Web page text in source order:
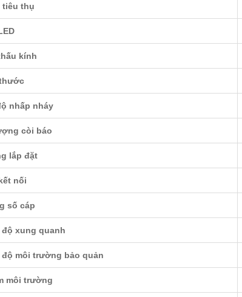
tiêu thụ
kính
nhấp nháy
còi báo
lắp đặt
nối
số cáp
độ xung quanh
độ môi trường bảo quản
môi trường